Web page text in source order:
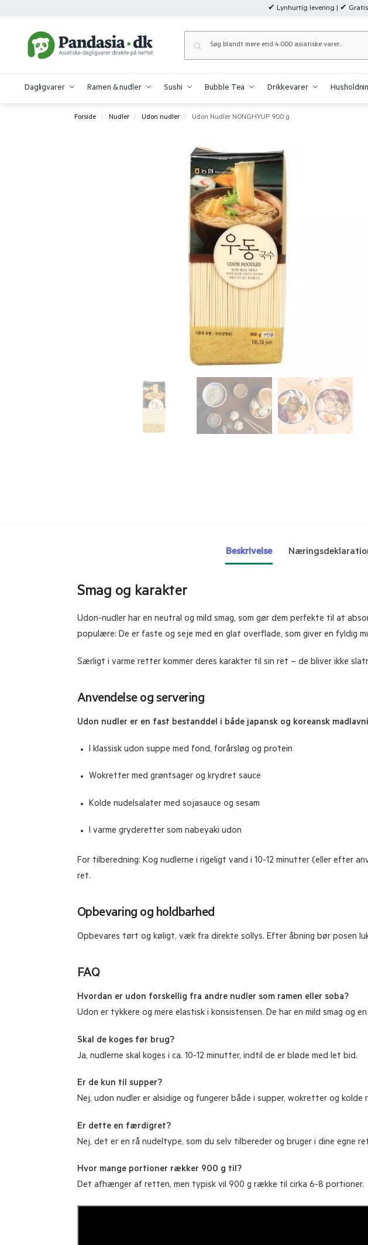
✔ Lynhurtig levering | ✔
Dagligvarer Ramen & nudler Sushi Bubble Tea Drikkevarer
Forside / Nudler / Udon nudler / Udon Nudler NONGHYUP 900 g.
Beskrivelse
Smag og karakter
Udon-nudler har en neutral og mild smag, som gør dem perfekte til at
populære: De er faste og seje med en glat overflade, som giver en fyldig
Særligt i varme retter kommer deres karakter til sin ret – de bliver ikke
Anvendelse og servering
Udon nudler er en fast bestanddel i både japansk og koreansk
I klassisk udon suppe med fond, forårsløg og protein
Wokretter med grøntsager og krydret sauce
Kolde nudelsalater med sojasauce og sesam
I varme gryderetter som nabeyaki udon
For tilberedning: Kog nudlerne i rigeligt vand i 10-12 minutter (eller efter
ret.
Opbevaring og holdbarhed
Opbevares tørt og køligt, væk fra direkte sollys. Efter åbning bør
FAQ
Hvordan er udon forskellig fra andre nudler som ramen eller soba?
Udon er tykkere og mere elastisk i konsistensen. De har en mild smag og
Skal de koges før brug?
Ja, nudlerne skal koges i ca. 10-12 minutter, indtil de er bløde med let bid.
Er de kun til supper?
Nej, udon nudler er alsidige og fungerer både i supper, wokretter og kolde
Er dette en færdigret?
Nej, det er en rå nudeltype, som du selv tilbereder og bruger i dine egne
Hvor mange portioner rækker 900 g til?
Det afhænger af retten, men typisk vil 900 g række til cirka 6-8 portioner.